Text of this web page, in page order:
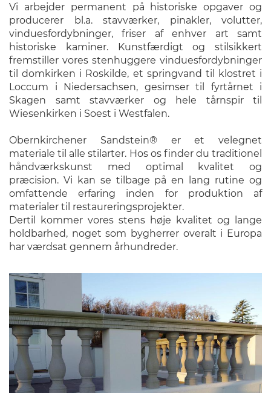
Vi arbejder permanent på historiske opgaver og
producerer bl.a. stavværker, pinakler, volutter,
vinduesfordybninger, friser af enhver art samt
historiske kaminer. Kunstfærdigt og stilsikkert
fremstiller vores stenhuggere vinduesfordybninger
til domkirken i Roskilde, et springvand til klostret i
Loccum i Niedersachsen, gesimser til fyrtårnet i
Skagen samt stavværker og hele tårnspir til
Wiesenkirken i Soest i Westfalen.
Obernkirchener Sandstein® er et velegnet
materiale til alle stilarter. Hos os finder du traditionel
håndværkskunst med optimal kvalitet og
præcision. Vi kan se tilbage på en lang rutine og
omfattende erfaring inden for produktion af
materialer til restaureringsprojekter.
Dertil kommer vores stens høje kvalitet og lange
holdbarhed, noget som bygherrer overalt i Europa
har værdsat gennem århundreder.